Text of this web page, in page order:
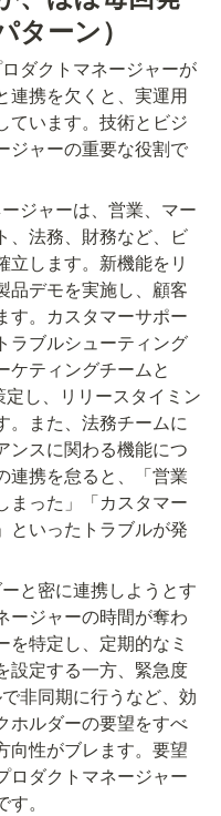
ーン）
ダクトマネージャーが
連携を欠くと、実運用
ています。技術とビジ
ジャーの重要な役割で
ジャーは、営業、マー
、法務、財務など、ビ
立します。新機能をリ
品デモを実施し、顧客
す。カスタマーサポー
ラブルシューティング
ケティングチームと
し、リリースタイミン
。また、法務チームに
ンスに関わる機能につ
連携を怠ると、「営業
まった」「カスタマー
といったトラブルが発
と密に連携しようとす
ージャーの時間が奪わ
特定し、定期的なミ
設定する一方、緊急度
非同期に行うなど、効
ホルダーの要望をすべ
向性がブレます。要望
ロダクトマネージャー
。